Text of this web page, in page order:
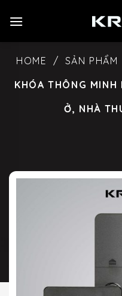
đến
HOME / SẢN PHẨM
KHÓA THÔNG
Ở, NHÀ